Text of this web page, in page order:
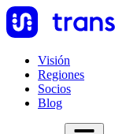
Visión
Regiones
Socios
Blog